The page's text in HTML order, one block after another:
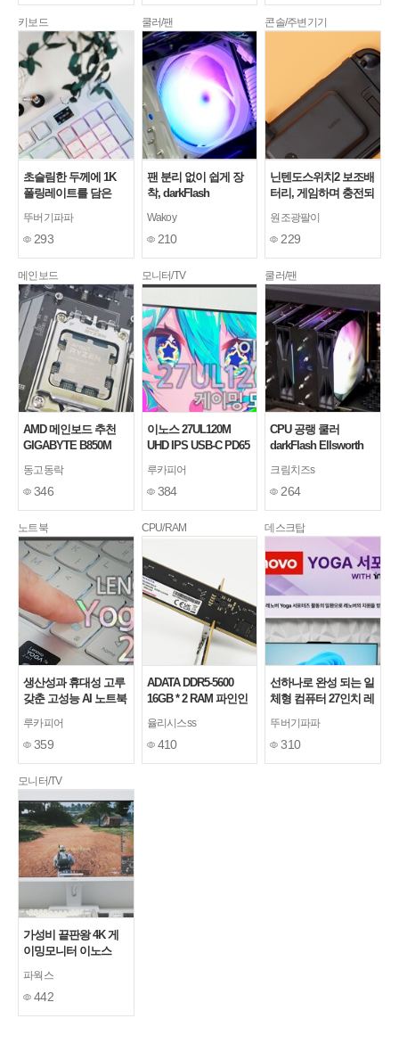
키보드
초슬림한 두께에 1K
폴링레이트를 담은
선 로우 프로파일 기계
식 키보드
뚜버기파파
293
쿨러/팬
팬 분리 없이 쉽게 장
착, darkFlash
ARGB (화이트) 듀얼타
워 CPU쿨러
Wakoy
210
콘솔/주변기기
닌텐도스위치2 보조배
터리, 게임하며 충전되
원조광팔이
229
메인보드
AMD 메인보드 추천
GIGABYTE B850M
이씨현
동고동락
346
모니터/TV
이노스 27UL120M
UHD IPS USB-C PD65
니터 사용기
루카피어
384
쿨러/팬
CPU 공랭 쿨러
darkFlash Ellsworth
용기
크림치즈s
264
노트북
생산성과 휴대성 고루
갖춘 고성능 AI 노트북
2in1 노트북 한 달 사용
기
루카피어
359
CPU/RAM
ADATA DDR5-5600
16GB * 2 RAM 파인인
사용 후기
율리시스ss
410
데스크탑
선하나로 완성 되는 일
체형 컴퓨터 27인치 레
IdeaCentre AIO 실 사
용기(27ILL11)
뚜버기파파
310
모니터/TV
가성비 끝판왕 4K 게
이밍모니터 이노스
USB-C HDR Ai GEN
멀티스탠드 무결점 사
용후기
파웍스
442